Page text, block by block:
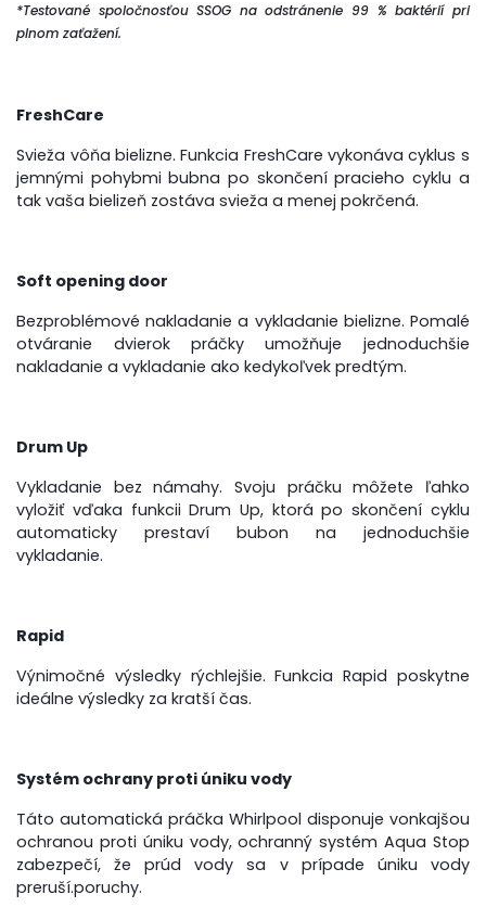
*Testované spoločnosťou SSOG na odstránenie 99 % baktérií pri
plnom zaťažení.
FreshCare
Svieža vôňa bielizne. Funkcia FreshCare vykonáva cyklus s
jemnými pohybmi bubna po skončení pracieho cyklu a
tak vaša bielizeň zostáva svieža a menej pokrčená.
Soft opening door
Bezproblémové nakladanie a vykladanie bielizne. Pomalé
otváranie dvierok práčky umožňuje jednoduchšie
nakladanie a vykladanie ako kedykoľvek predtým.
Drum Up
Vykladanie bez námahy. Svoju práčku môžete ľahko
vyložiť vďaka funkcii Drum Up, ktorá po skončení cyklu
automaticky prestaví bubon na jednoduchšie
vykladanie.
Rapid
Výnimočné výsledky rýchlejšie. Funkcia Rapid poskytne
ideálne výsledky za kratší čas.
Systém ochrany proti úniku vody
Táto automatická práčka Whirlpool disponuje vonkajšou
ochranou proti úniku vody, ochranný systém Aqua Stop
zabezpečí, že prúd vody sa v prípade úniku vody
preruší.poruchy.